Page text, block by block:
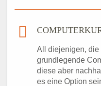
All diejenigen, die
grundlegende
diese aber
es eine Option